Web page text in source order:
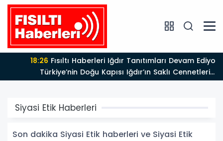
18:26Fısıltı Haberleri Iğdır Tanıtımları Devam Ediyor:
Türkiye’nin Doğu Kapısı Iğdır’ın Saklı Cennetleri
Keşfedilmeyi Bekliyor
Siyasi Etik Haberleri
Son dakika Siyasi Etik haberleri ve Siyasi Etik